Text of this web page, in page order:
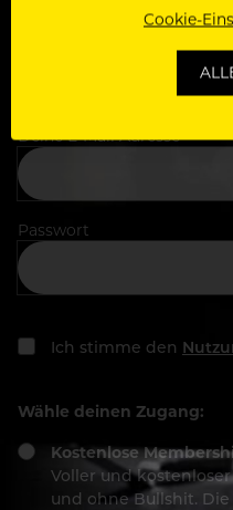
Deine E-Mail Adresse
Passwort
Ich stimme den
Wähle deinen Zugang:
Kostenlose
Voller und
und ohne Bullshit.
Cookie-